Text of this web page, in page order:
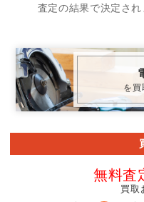
査定の結果で決定され
を買
無料査
買取